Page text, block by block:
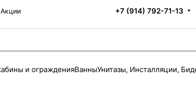
+7 (914) 792-71-13
и огражденияВанныУнитазы, Инсталляции,